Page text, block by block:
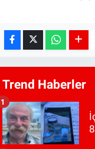
Trend Haberler
1